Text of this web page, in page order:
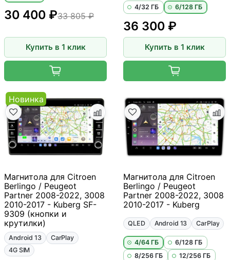
33 805 ₽
30 400 ₽
Купить в 1 клик
4/32 ГБ 6/128 ГБ
36 300 ₽
Купить в 1 клик
Новинка
Магнитола для Citroen
Berlingo / Peugeot
Partner 2008-2022, 3008
2010-2017 - Kuberg SF-
9309 (кнопки и
крутилки)
Android 13
CarPlay
4G SIM
Магнитола для Citroen
Berlingo / Peugeot
Partner 2008-2022, 3008
2010-2017 - Kuberg
QLED Android 13 CarPlay
4/64 ГБ
6/128 ГБ
8/256 ГБ
12/256 ГБ